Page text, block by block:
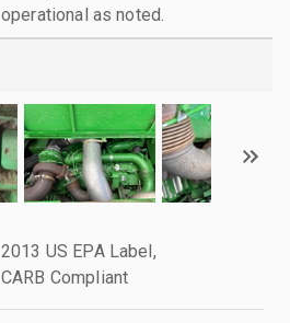
operational as noted.
2013 US EPA Label,
CARB Compliant